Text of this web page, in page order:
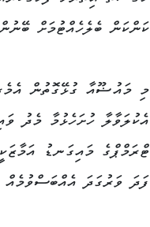
ކަންކަން ބެލެހެއްޓުމަށް
މި މައުޟޫއާ ގުޅޭގޮތުން
އެކުލަވާލާ ހުށަހެޅުމާ މެދު
ޓްރަމްޕްގެ މައިގަނޑު
ފަދަ ވަރުގަދަ އެއްބަސްވުމެއް